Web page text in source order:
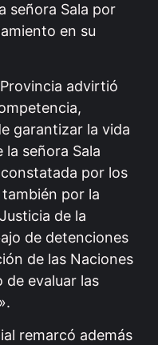
señora Sala por
en su
advirtió
garantizar la vida
señora Sala
por los
por la
de la
de detenciones
de las Naciones
de evaluar las
remarcó además